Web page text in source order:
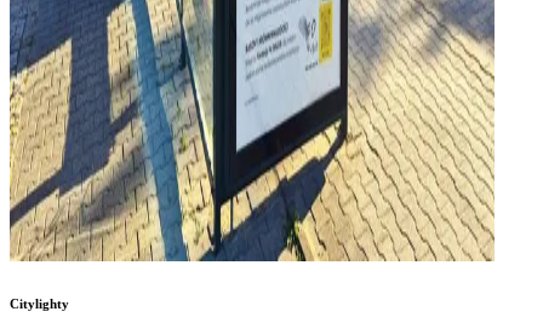
Citylighty